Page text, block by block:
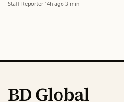
Staff Reporter·14h ago·3 min
BD Global